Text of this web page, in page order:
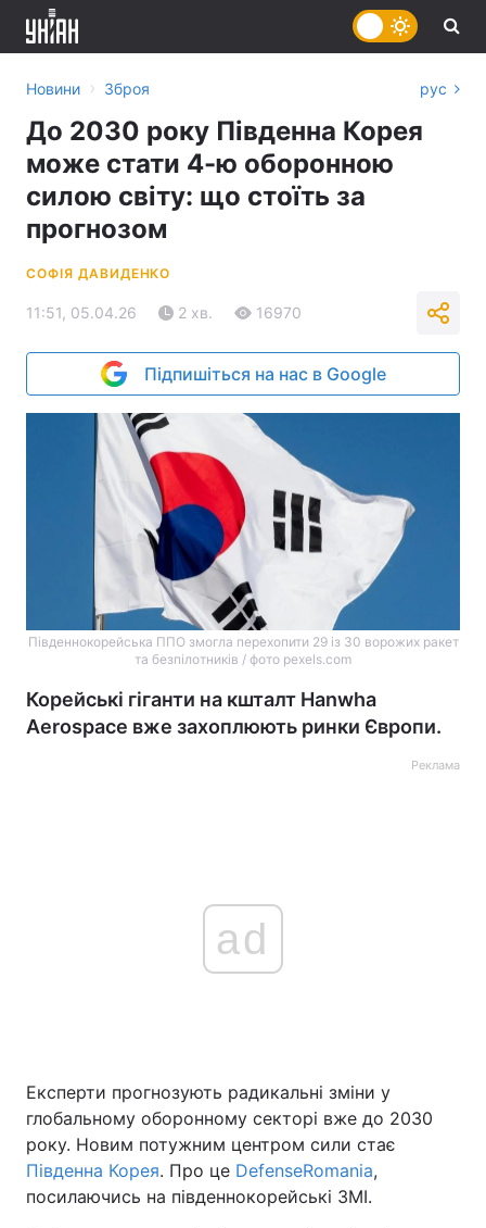
Україна Політика
Економіка Світ
Спорт Наука
Новини › Зброя рус
До 2030 року Південна Корея
може стати 4-ю оборонною
силою світу: що стоїть за
прогнозом
СОФІЯ ДАВИДЕНКО
11:51, 05.04.26 2 хв. 16970
Підпишіться на нас в Google
Південнокорейська ППО змогла перехопити 29 із 30 ворожих ракет
та безпілотників / фото pexels.com
Корейські гіганти на кшталт Hanwha
Aerospace вже захоплюють ринки Європи.
Реклама
ad
Експерти прогнозують радикальні зміни у
глобальному оборонному секторі вже до 2030
року. Новим потужним центром сили стає
Південна Корея. Про це DefenseRomania,
посилаючись на південнокорейські ЗМІ.